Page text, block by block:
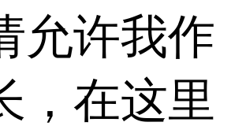
允许我作
，在这里